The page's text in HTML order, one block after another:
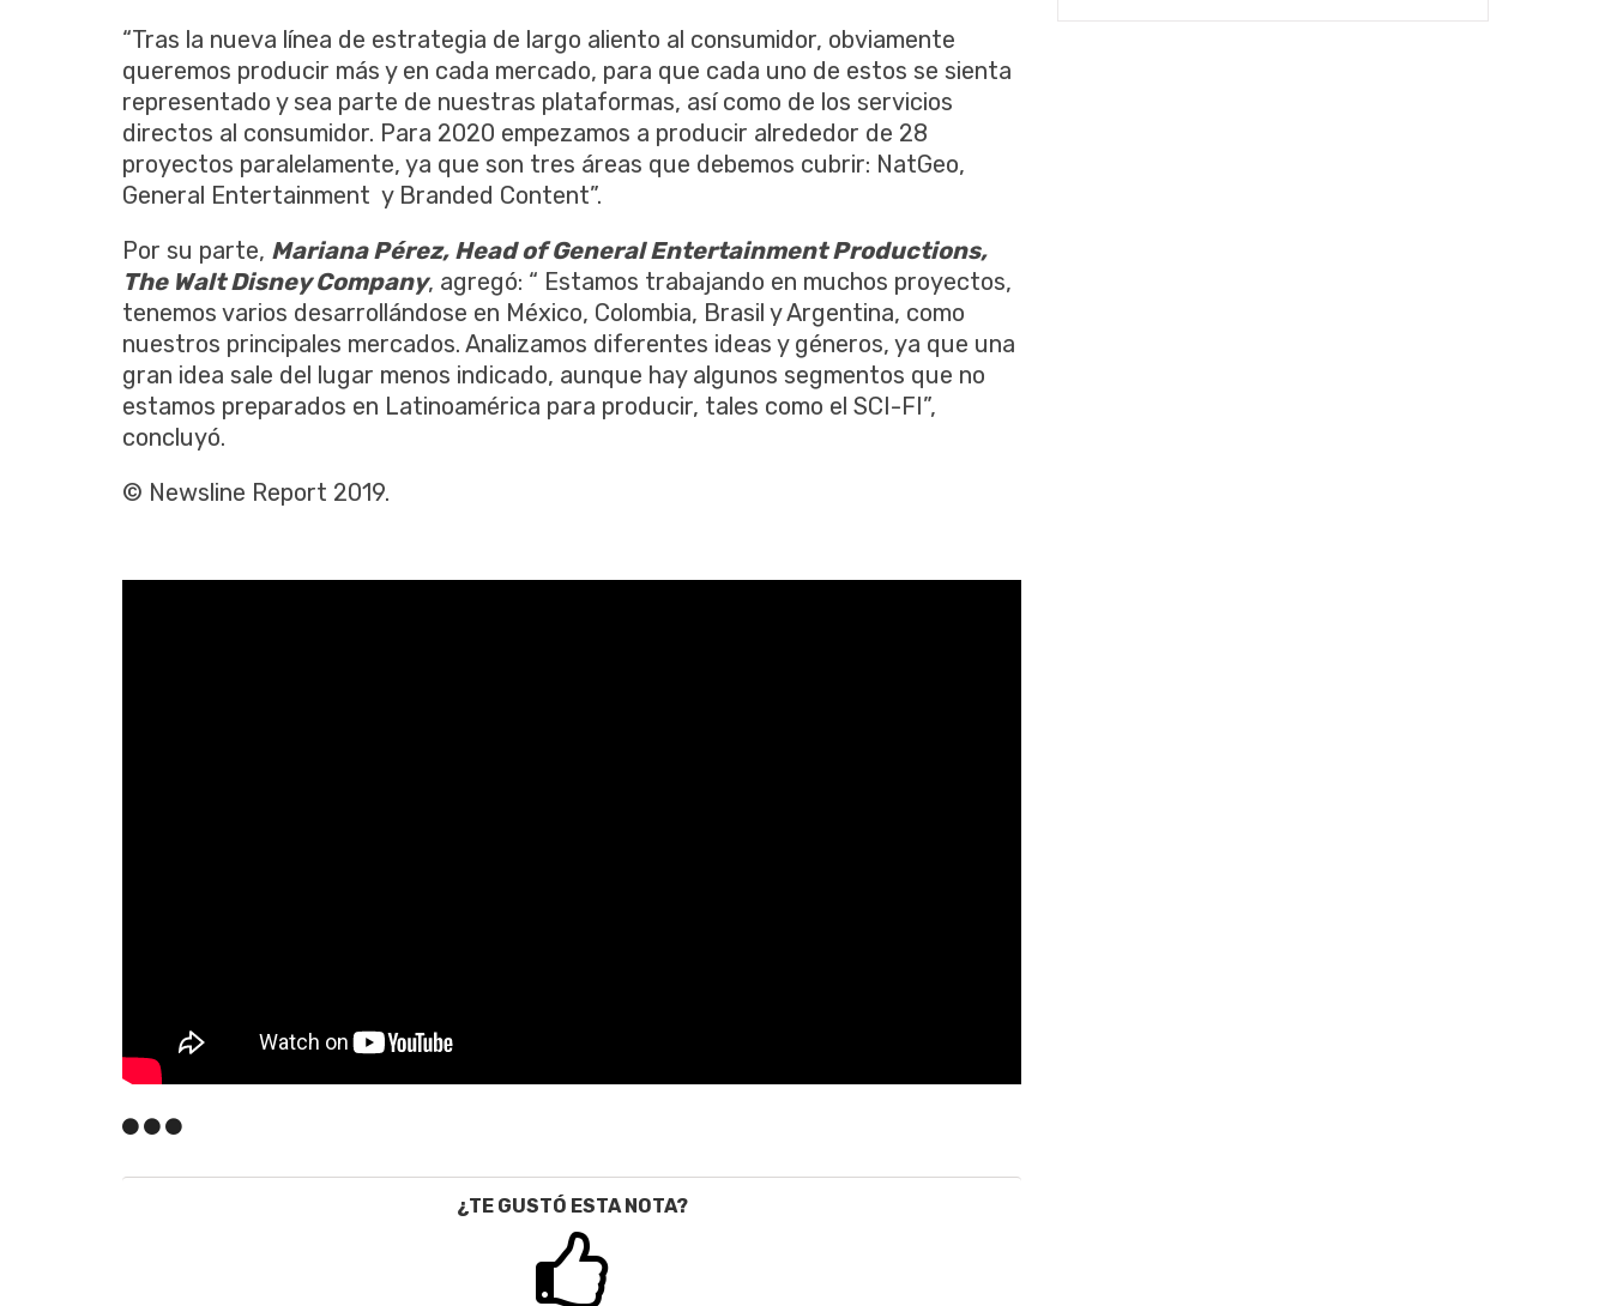
“Tras la nueva línea de estrategia de largo aliento al consumidor, obviamente
queremos producir más y en cada mercado, para que cada uno de estos se sienta
representado y sea parte de nuestras plataformas, así como de los servicios
directos al consumidor. Para 2020 empezamos a producir alrededor de 28
proyectos paralelamente, ya que son tres áreas que debemos cubrir: NatGeo,
General Entertainment y Branded Content”.
Por su parte, Mariana Pérez, Head of General Entertainment Productions,
The Walt Disney Company, agregó: “ Estamos trabajando en muchos proyectos,
tenemos varios desarrollándose en México, Colombia, Brasil y Argentina, como
nuestros principales mercados. Analizamos diferentes ideas y géneros, ya que una
gran idea sale del lugar menos indicado, aunque hay algunos segmentos que no
estamos preparados en Latinoamérica para producir, tales como el SCI-FI”,
concluyó.
© Newsline Report 2019.
¿TE GUSTÓ ESTA NOTA?